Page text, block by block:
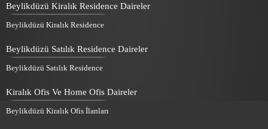
Beylikdüzü Kiralık Residence Daireler
Beylikdüzü Kiralık Residence
Beylikdüzü Satılık Residence Daireler
Beylikdüzü Satılık Residence
Kiralık Ofis Ve Home Ofis Daireler
Beylikdüzü Kiralık Ofis İlanları